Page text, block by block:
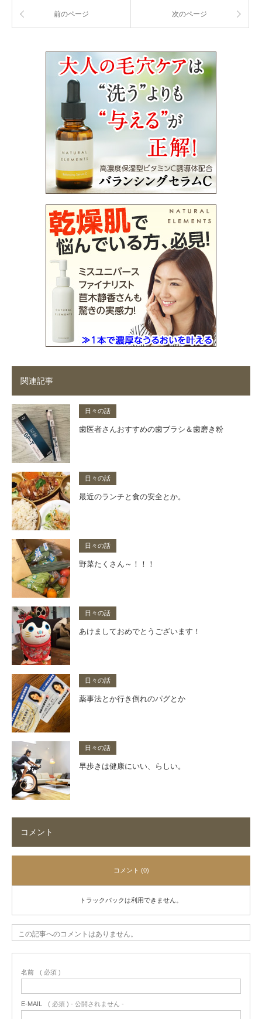
前のページ 次のページ
関連記事
日々の話
歯医者さんおすすめの歯ブラシ＆歯磨き粉
日々の話
最近のランチと食の安全とか。
日々の話
野菜たくさん～！！！
日々の話
あけましておめでとうございます！
日々の話
薬事法とか行き倒れのパグとか
日々の話
早歩きは健康にいい、らしい。
コメント
コメント (0)
トラックバックは利用できません。
この記事へのコメントはありません。
名前 ( 必須 )
E-MAIL ( 必須 ) - 公開されません -